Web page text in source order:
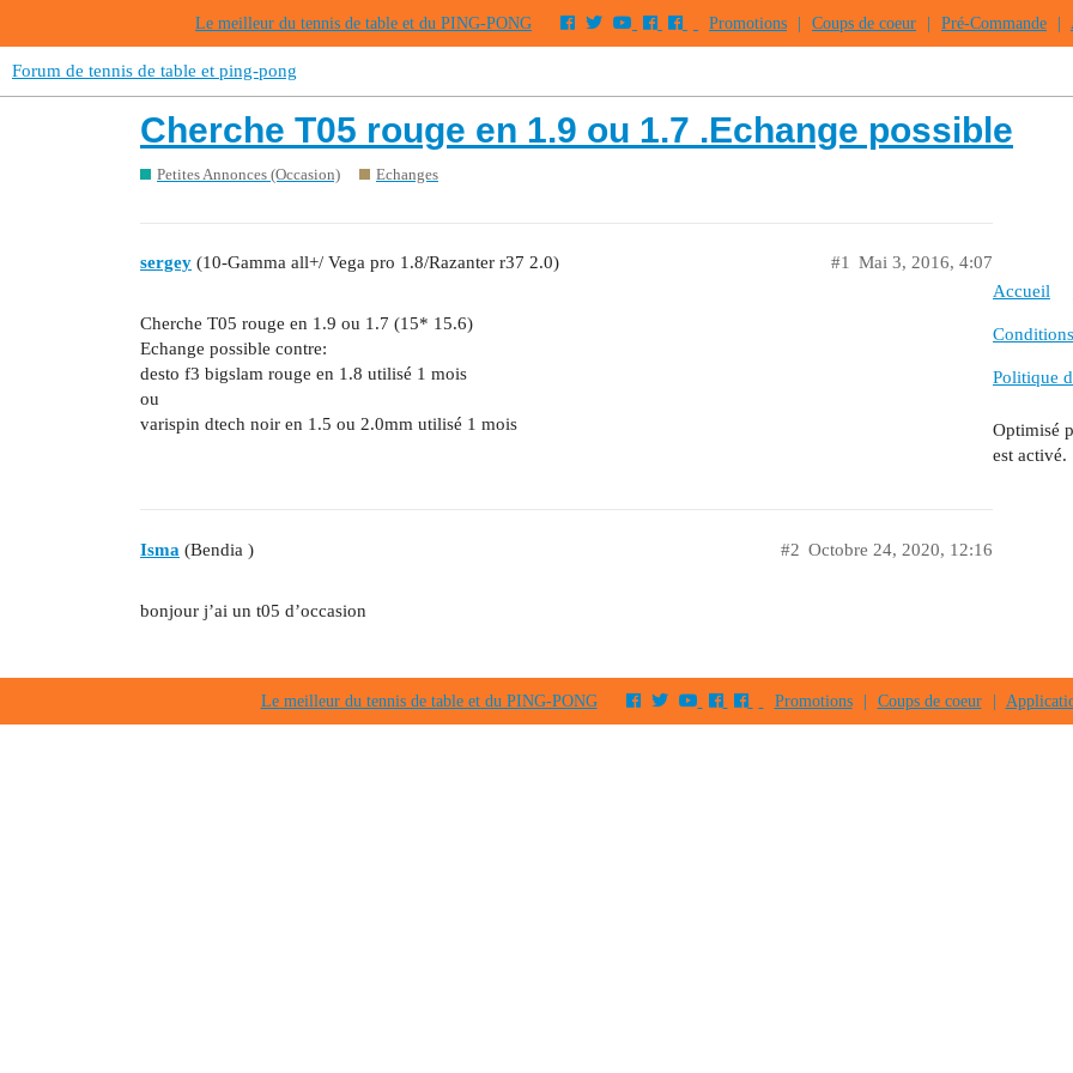
Le meilleur du tennis de table et du PING-PONG Promotions Coups de coeur Pré-Commande
Forum de tennis de table et ping-pong
Cherche T05 rouge en 1.9 ou 1.7 .Echange possible
Petites Annonces (Occasion) Echanges
sergey (10-Gamma all+/ Vega pro 1.8/Razanter r37 2.0) Mai 3, 2016, 4:07
#1
Cherche T05 rouge en 1.9 ou 1.7 (15* 15.6)
Echange possible contre:
desto f3 bigslam rouge en 1.8 utilisé 1 mois
ou
varispin dtech noir en 1.5 ou 2.0mm utilisé 1 mois
Isma (Bendia ) Octobre 24, 2020, 12:16
#2
bonjour j’ai un t05 d’occasion
Accueil
Politique
Optimisé
est activé.
Le meilleur du tennis de table et du PING-PONG Promotions | Coups de coeur |